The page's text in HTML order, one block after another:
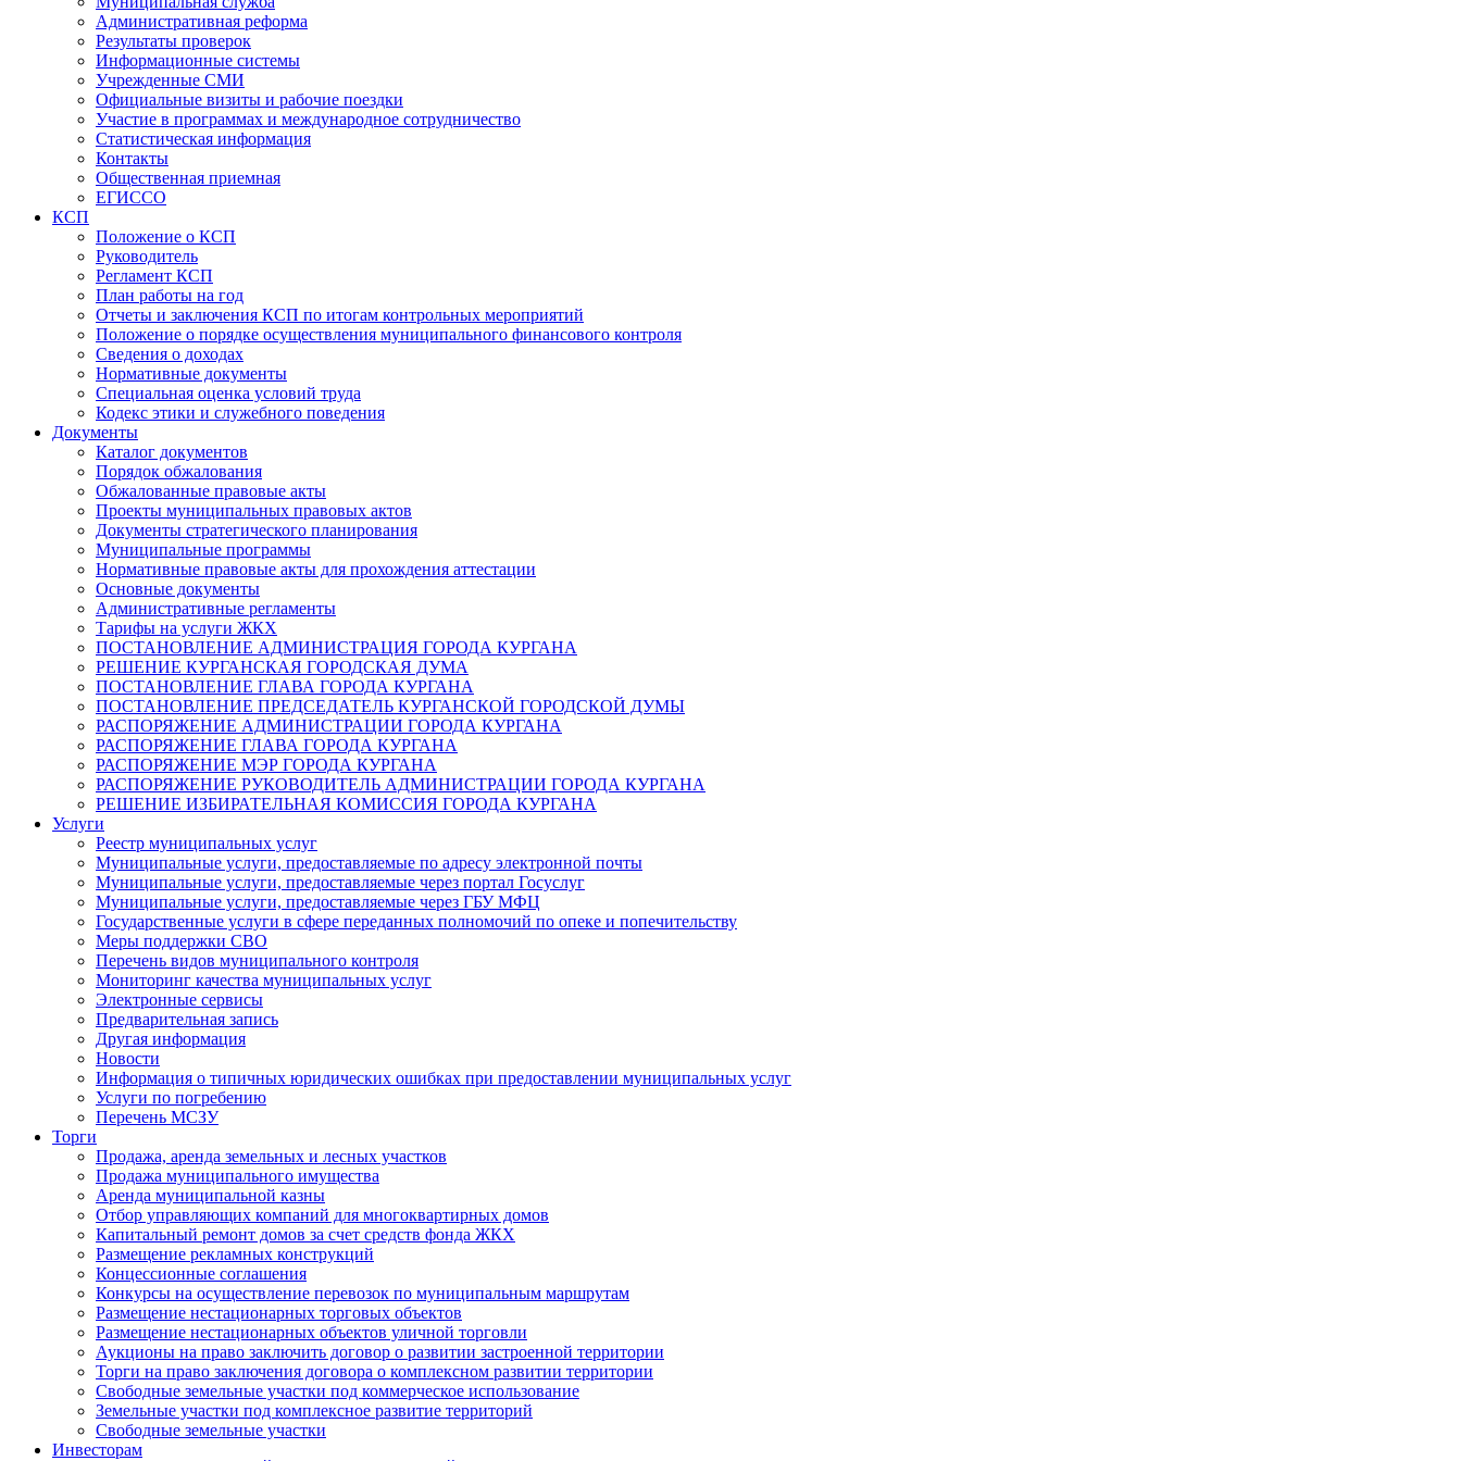
Административная реформа
Результаты проверок
Информационные системы
Учрежденные СМИ
Официальные визиты и рабочие поездки
Участие в программах и международное сотрудничество
Статистическая информация
Контакты
Общественная приемная
ЕГИССО
КСП
Положение о КСП
Руководитель
Регламент КСП
План работы на год
Отчеты и заключения КСП по итогам контрольных мероприятий
Положение о порядке осуществления муниципального финансового контроля
Сведения о доходах
Нормативные документы
Специальная оценка условий труда
Кодекс этики и служебного поведения
Документы
Каталог документов
Порядок обжалования
Обжалованные правовые акты
Проекты муниципальных правовых актов
Документы стратегического планирования
Муниципальные программы
Нормативные правовые акты для прохождения аттестации
Основные документы
Административные регламенты
Тарифы на услуги ЖКХ
ПОСТАНОВЛЕНИЕ АДМИНИСТРАЦИЯ ГОРОДА КУРГАНА
РЕШЕНИЕ КУРГАНСКАЯ ГОРОДСКАЯ ДУМА
ПОСТАНОВЛЕНИЕ ГЛАВА ГОРОДА КУРГАНА
ПОСТАНОВЛЕНИЕ ПРЕДСЕДАТЕЛЬ КУРГАНСКОЙ ГОРОДСКОЙ ДУМЫ
РАСПОРЯЖЕНИЕ АДМИНИСТРАЦИИ ГОРОДА КУРГАНА
РАСПОРЯЖЕНИЕ ГЛАВА ГОРОДА КУРГАНА
РАСПОРЯЖЕНИЕ МЭР ГОРОДА КУРГАНА
РАСПОРЯЖЕНИЕ РУКОВОДИТЕЛЬ АДМИНИСТРАЦИИ ГОРОДА КУРГАНА
РЕШЕНИЕ ИЗБИРАТЕЛЬНАЯ КОМИССИЯ ГОРОДА КУРГАНА
Услуги
Реестр муниципальных услуг
Муниципальные услуги, предоставляемые по адресу электронной почты
Муниципальные услуги, предоставляемые через портал Госуслуг
Муниципальные услуги, предоставляемые через ГБУ МФЦ
Государственные услуги в сфере переданных полномочий по опеке и попечительству
Меры поддержки СВО
Перечень видов муниципального контроля
Мониторинг качества муниципальных услуг
Электронные сервисы
Предварительная запись
Другая информация
Новости
Информация о типичных юридических ошибках при предоставлении муниципальных услуг
Услуги по погребению
Перечень МСЗУ
Торги
Продажа, аренда земельных и лесных участков
Продажа муниципального имущества
Аренда муниципальной казны
Отбор управляющих компаний для многоквартирных домов
Капитальный ремонт домов за счет средств фонда ЖКХ
Размещение рекламных конструкций
Концессионные соглашения
Конкурсы на осуществление перевозок по муниципальным маршрутам
Размещение нестационарных торговых объектов
Размещение нестационарных объектов уличной торговли
Аукционы на право заключить договор о развитии застроенной территории
Торги на право заключения договора о комплексном развитии территории
Свободные земельные участки под коммерческое использование
Земельные участки под комплексное развитие территорий
Свободные земельные участки
Инвесторам